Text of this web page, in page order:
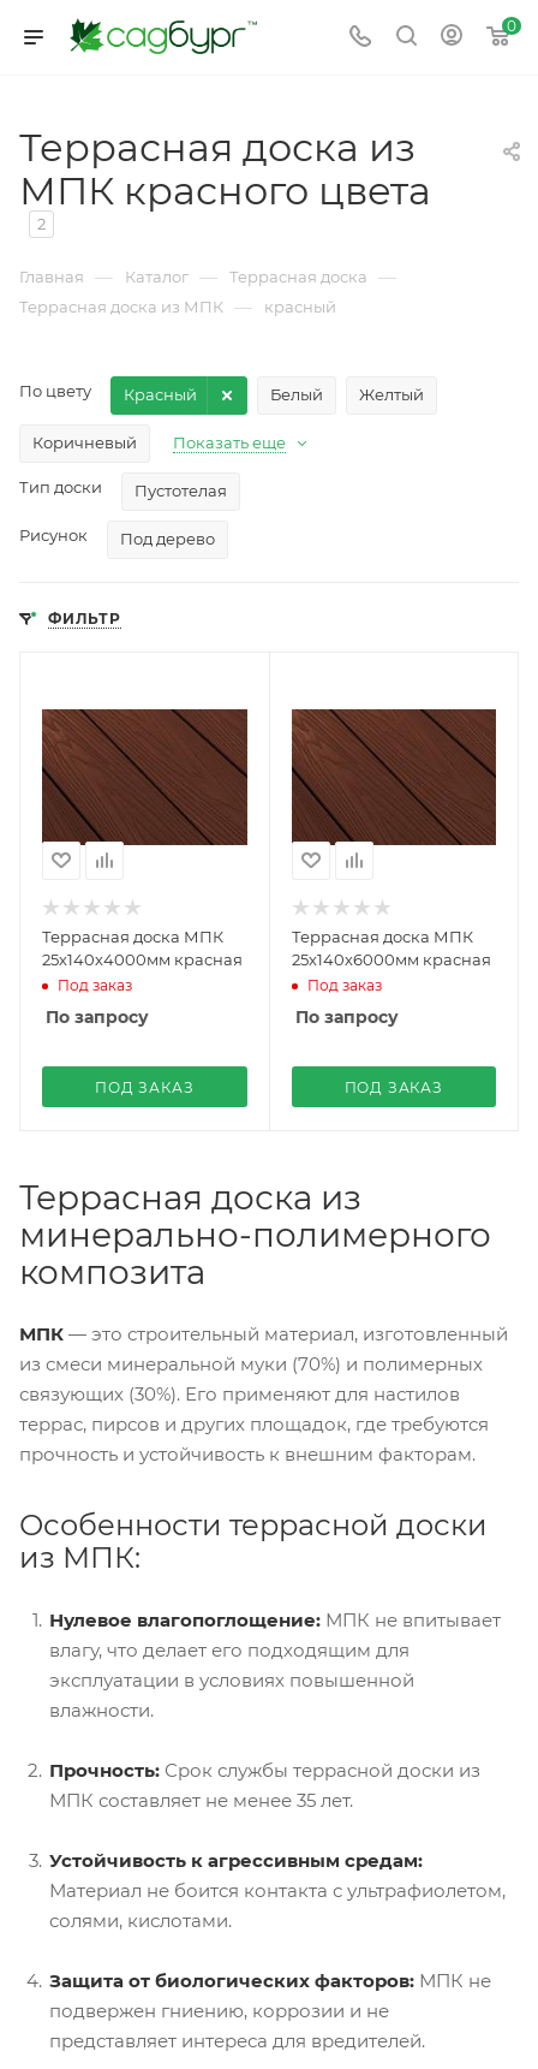
0
Террасная доска из
МПК красного цвета
2
Главная — Каталог — Террасная доска —
Террасная доска из МПК — красный
По цвету Белый Желтый
Коричневый
Красный
Показать еще
Тип доски Пустотелая
Рисунок Под дерево
ФИЛЬТР
Террасная доска МПК
25х140х4000мм красная
Под заказ
По запросу
ПОД ЗАКАЗ
Террасная доска МПК
25х140х6000мм красная
Под заказ
По запросу
ПОД ЗАКАЗ
Террасная доска из
минерально-полимерного
композита
МПК — это строительный материал, изготовленный
из смеси минеральной муки (70%) и полимерных
связующих (30%). Его применяют для настилов
террас, пирсов и других площадок, где требуются
прочность и устойчивость к внешним факторам.
Особенности террасной доски
из МПК:
Нулевое влагопоглощение: МПК не впитывает
влагу, что делает его подходящим для
эксплуатации в условиях повышенной
влажности.
Прочность: Срок службы террасной доски из
МПК составляет не менее 35 лет.
Устойчивость к агрессивным средам:
Материал не боится контакта с ультрафиолетом,
солями, кислотами.
Защита от биологических факторов: МПК не
подвержен гниению, коррозии и не
представляет интереса для вредителей.